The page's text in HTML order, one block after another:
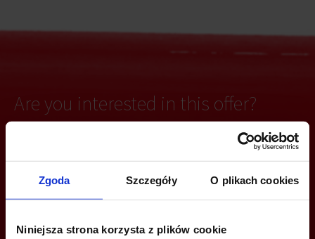
Zgoda Szczegóły O plikach cookies
Niniejsza strona korzysta z plików cookie
Are you interested in this offer?
info@officefinder.pl